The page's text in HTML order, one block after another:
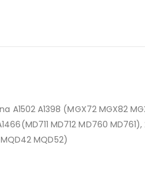
A1502 A1398 (MGX72 MGX82
MD712 MD760
MQD52)